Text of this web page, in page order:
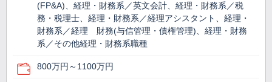
(FP&A)、経理・財務系／英文会計、経理・財務系／税
務・税理士、経理・財務系／経理アシスタント、経理・
財務系／経理 財務(与信管理・債権管理)、経理・財務
系／その他経理・財務系職種
800万円～1100万円